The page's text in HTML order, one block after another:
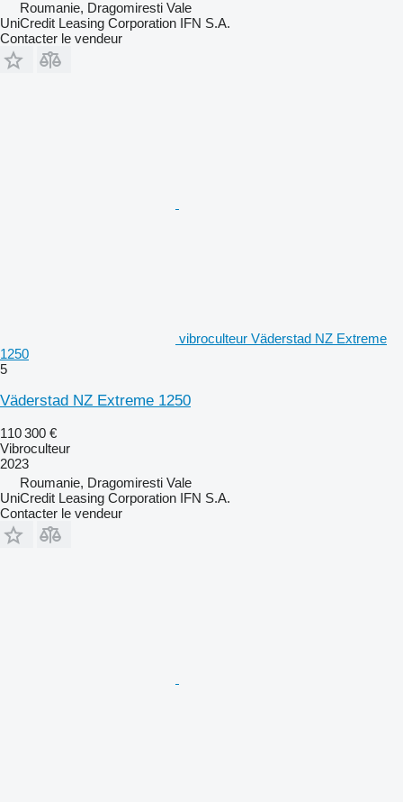
Roumanie, Dragomiresti Vale
UniCredit Leasing Corporation IFN S.A.
Contacter le vendeur
vibroculteur Väderstad NZ Extreme
1250
5
Väderstad NZ Extreme 1250
110 300 €
Vibroculteur
2023
Roumanie, Dragomiresti Vale
UniCredit Leasing Corporation IFN S.A.
Contacter le vendeur